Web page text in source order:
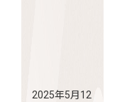
2025年5月12